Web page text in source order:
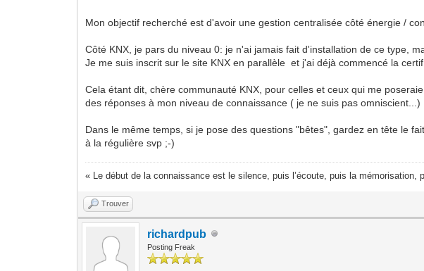
Mon objectif recherché est d'avoir une gestion centralisée côté énergie /
Côté KNX, je pars du niveau 0: je n'ai jamais fait d'installation de ce type,
Je me suis inscrit sur le site KNX en parallèle et j'ai déjà commencé la
Cela étant dit, chère communauté KNX, pour celles et ceux qui me
des réponses à mon niveau de connaissance ( je ne suis pas omniscient...)
Dans le même temps, si je pose des questions "bêtes", gardez en tête le
à la régulière svp ;-)
« Le début de la connaissance est le silence, puis l’écoute, puis la mémorisation,
Trouver
richardpub
Posting Freak